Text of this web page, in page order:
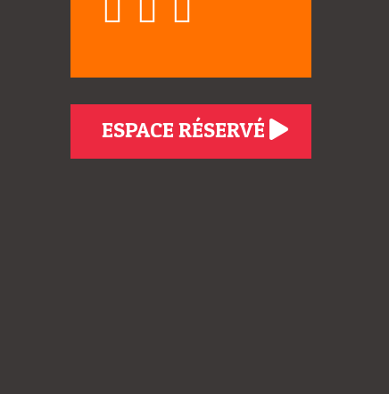
ESPACE RÉSERVÉ